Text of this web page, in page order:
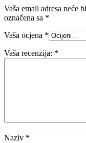
Vaša email adresa neće
označena sa *
Vaša ocjena *
Vaša recenzija: *
Naziv *